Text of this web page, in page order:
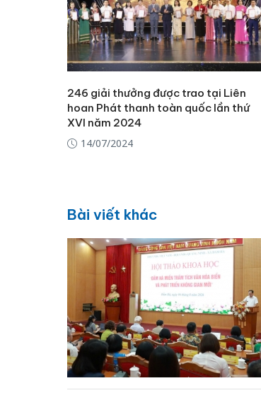
246 giải thưởng được trao tại Liên
hoan Phát thanh toàn quốc lần thứ
XVI năm 2024
14/07/2024
Bài viết khác